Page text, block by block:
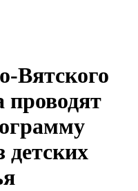
Вятского
проводят